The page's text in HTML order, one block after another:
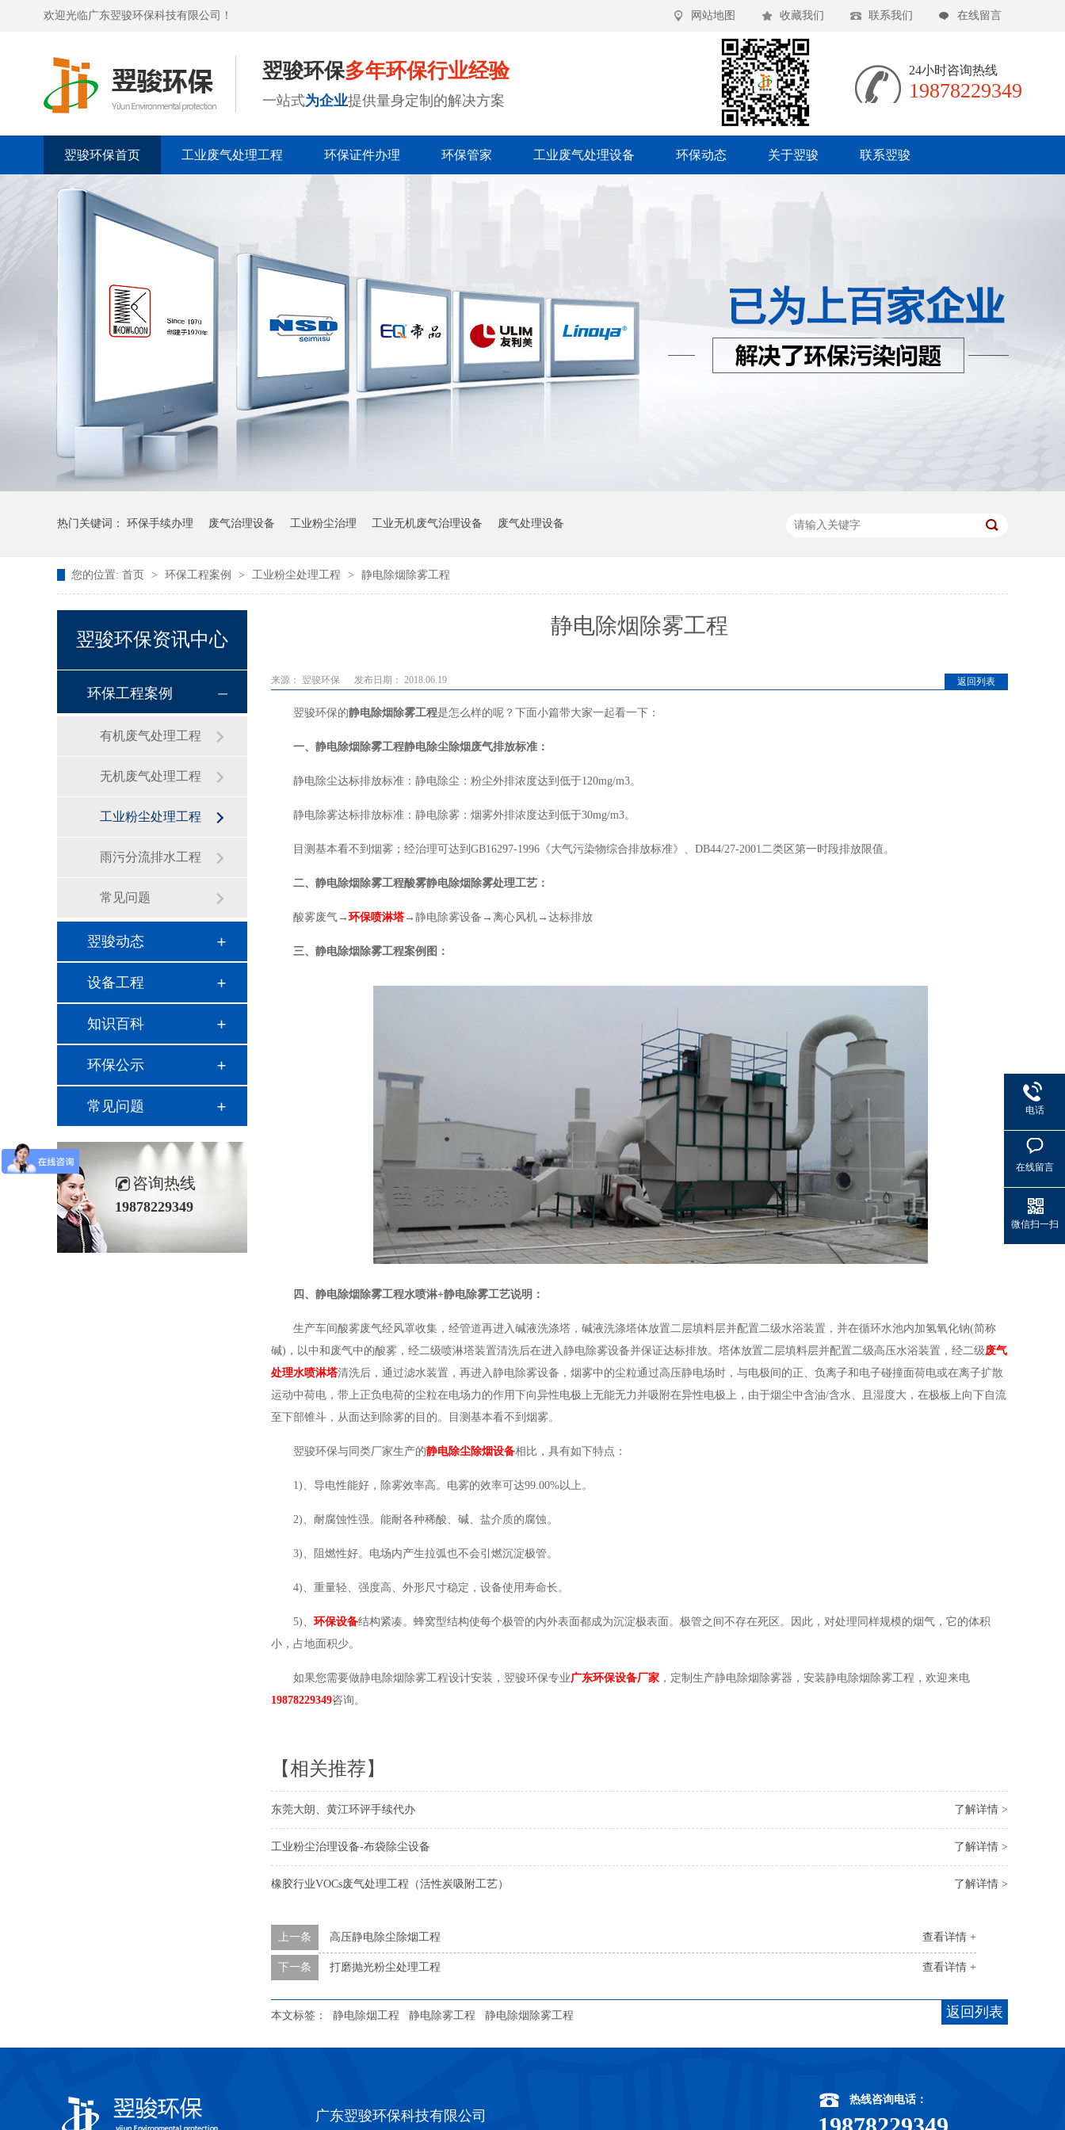
网站地图 收藏我们 联系我们 在线留言
欢迎光临广东翌骏环保科技有限公司！
翌骏环保多年环保行业经验
一站式为企业提供量身定制的解决方案
24小时咨询热线
19878229349
翌骏环保首页 工业废气处理工程 环保证件办理 环保管家 工业废气处理设备 环保动态 关于翌骏 联系翌骏
热门关键词： 环保手续办理 废气治理设备 工业粉尘治理 工业无机废气治理设备 废气处理设备
您的位置: 首页 > 环保工程案例 > 工业粉尘处理工程 > 静电除烟除雾工程
静电除烟除雾工程
返回列表
来源： 翌骏环保 发布日期： 2018.06.19
翌骏环保的静电除烟除雾工程是怎么样的呢？下面小篇带大家一起看一下：
一、 静电除烟除雾工程静电除尘除烟废气排放标准：
静电除尘达标排放标准：静电除尘：粉尘外排浓度达到低于120mg/m3。
静电除雾达标排放标准：静电除雾：烟雾外排浓度达到低于30mg/m3。
目测基本看不到烟雾；经治理可达到GB16297-1996《大气污染物综合排放标准》、DB44/27-2001二类区第一时段排放限值。
二、 静电除烟除雾工程酸雾静电除烟除雾处理工艺：
酸雾废气→ 环保喷淋塔 →静电除雾设备→离心风机→达标排放
三、 静电除烟除雾工程案例图 ：
四、 静电除烟除雾工程水喷淋+静电除雾工艺说明：
生产车间酸雾废气经风罩收集，经管道再进入碱液洗涤塔，碱液洗涤塔体放置二层填料层并配置二级水浴装置，并在循环水池内加氢氧化钠(简称
碱)，以中和废气中的酸雾，经二级喷淋塔装置清洗后在进入静电除雾设备并保证达标排放。塔体放置二层填料层并配置二级高压水浴装置，经二级废气
处理水喷淋塔清洗后，通过滤水装置，再进入静电除雾设备，烟雾中的尘粒通过高压静电场时，与电极间的正、负离子和电子碰撞面荷电或在离子扩散
运动中荷电，带上正负电荷的尘粒在电场力的作用下向异性电极上无能无力并吸附在异性电极上，由于烟尘中含油/含水、且湿度大，在极板上向下自流
至下部锥斗，从面达到除雾的目的。目测基本看不到烟雾。
翌骏环保与同类厂家生产的静电除尘除烟设备相比，具有如下特点：
1)、导电性能好，除雾效率高。电雾的效率可达99.00%以上。
2)、耐腐蚀性强。能耐各种稀酸、碱、盐介质的腐蚀。
3)、阻燃性好。电场内产生拉弧也不会引燃沉淀极管。
4)、重量轻、强度高、外形尺寸稳定，设备使用寿命长。
5)、 环保设备结构紧凑。蜂窝型结构使每个极管的内外表面都成为沉淀极表面。极管之间不存在死区。因此，对处理同样规模的烟气，它的体积
小，占地面积少。
如果您需要做静电除烟除雾工程设计安装，翌骏环保专业广东环保设备厂家 ，定制生产静电除烟除雾器，安装静电除烟除雾工程，欢迎来电
19878229349咨询。
【相关推荐】
了解详情 >
东莞大朗、黄江环评手续代办
了解详情 >
工业粉尘治理设备-布袋除尘设备
了解详情 >
橡胶行业VOCs废气处理工程（活性炭吸附工艺）
查看详情 +
上一条 高压静电除尘除烟工程
查看详情 +
下一条 打磨抛光粉尘处理工程
返回列表
本文标签： 静电除烟工程 静电除雾工程 静电除烟除雾工程
翌骏环保资讯中心
环保工程案例
有机废气处理工程
无机废气处理工程
工业粉尘处理工程
雨污分流排水工程
常见问题
翌骏动态
设备工程
知识百科
环保公示
常见问题
咨询热线
19878229349
广东翌骏环保科技有限公司
热线咨询电话：
电话
在线留言
微信扫一扫